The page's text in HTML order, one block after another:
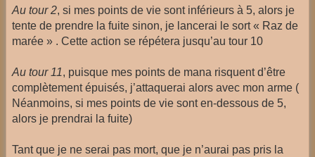
Au tour 2, si mes points de vie sont inférieurs à 5, alors je
tente de prendre la fuite sinon, je lancerai le sort « Raz de
marée » . Cette action se répétera jusqu’au tour 10
Au tour 11, puisque mes points de mana risquent d’être
complètement épuisés, j’attaquerai alors avec mon arme (
Néanmoins, si mes points de vie sont en-dessous de 5,
alors je prendrai la fuite)
Tant que je ne serai pas mort, que je n’aurai pas pris la